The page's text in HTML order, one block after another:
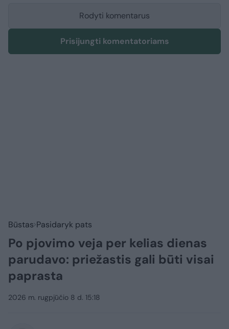
Rodyti komentarus
Prisijungti komentatoriams
Būstas Pasidaryk pats
Po pjovimo veja per kelias dienas
parudavo: priežastis gali būti visai
paprasta
2026 m. rugpjūčio 8 d. 15:18